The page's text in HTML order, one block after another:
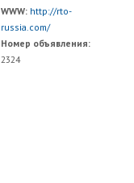
WWW: http://rto-
russia.com/
Номер объявления:
2324